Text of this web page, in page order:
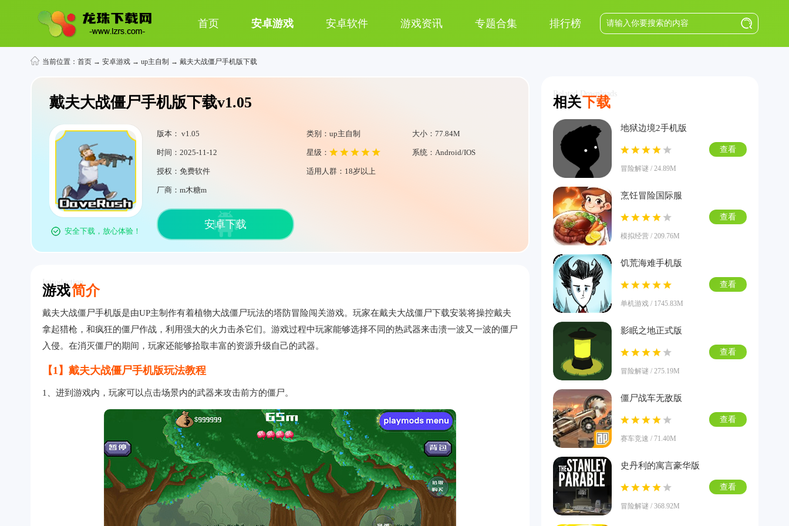
首页 安卓游戏 安卓软件 游戏资讯 专题合集 排行榜
当前位置： 首页 → 安卓游戏 → up主自制 → 戴夫大战僵尸手机版下载
戴夫大战僵尸手机版下载v1.05
安全下载，放心体验！
版本： v1.05 类别：up主自制 大小：77.84M
时间：2025-11-12 星级： 系统：Android/IOS
授权：免费软件 适用人群：18岁以上
厂商：m木糖m
安卓下载
游戏简介
Introduction
戴夫大战僵尸手机版是由UP主制作有着植物大战僵尸玩法的塔防冒险闯关游戏。玩家在戴夫大战僵尸下载安装将操控戴夫
拿起猎枪，和疯狂的僵尸作战，利用强大的火力击杀它们。游戏过程中玩家能够选择不同的热武器来击溃一波又一波的僵尸
入侵。在消灭僵尸的期间，玩家还能够拾取丰富的资源升级自己的武器。
【1】戴夫大战僵尸手机版玩法教程
1、进到游戏内，玩家可以点击场景内的武器来攻击前方的僵尸。
相关下载
Related Downloads
地狱边境2手机版
冒险解谜 / 24.89M
查看
烹饪冒险国际服
模拟经营 / 209.76M
查看
饥荒海难手机版
单机游戏 / 1745.83M
查看
影眠之地正式版
冒险解谜 / 275.19M
查看
僵尸战车无敌版
赛车竞速 / 71.40M
查看
史丹利的寓言豪华版
冒险解谜 / 368.92M
查看